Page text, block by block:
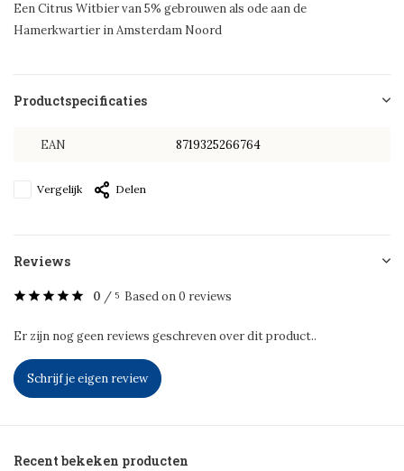
Een Citrus Witbier van 5% gebrouwen als ode aan de
Hamerkwartier in Amsterdam Noord
Productspecificaties
EAN 8719325266764
Vergelijk Delen
Reviews
0 / 5 Based on 0 reviews
Er zijn nog geen reviews geschreven over dit product..
Schrijf je eigen review
Recent bekeken producten